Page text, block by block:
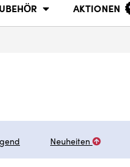
AKTIONEN
Neuheiten